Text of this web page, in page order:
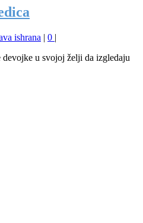
ishrana | 0 |
u svojoj želji da izgledaju